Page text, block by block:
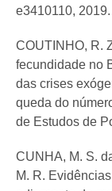
e3410110, 2019.
COUTINHO, R.
fecundidade no
das crises
queda do
de Estudos de
CUNHA, M. S.
M. R.